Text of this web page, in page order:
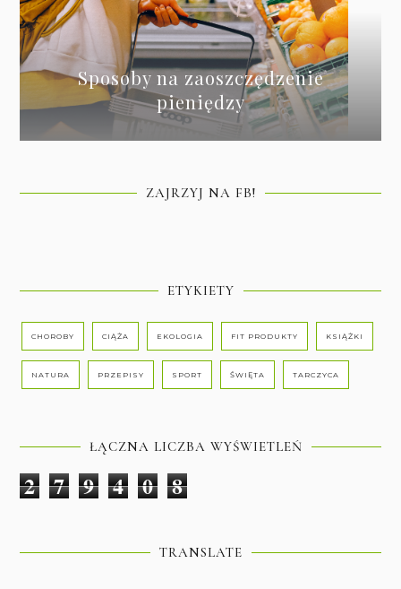
Sposoby na zaoszczędzenie
pieniędzy
ZAJRZYJ NA FB!
ETYKIETY
CHOROBY CIĄŻA EKOLOGIA FIT PRODUKTY KSIĄŻKI
NATURA PRZEPISY SPORT ŚWIĘTA TARCZYCA
ŁĄCZNA LICZBA WYŚWIETLEŃ
2 7 9 4 0 8
TRANSLATE